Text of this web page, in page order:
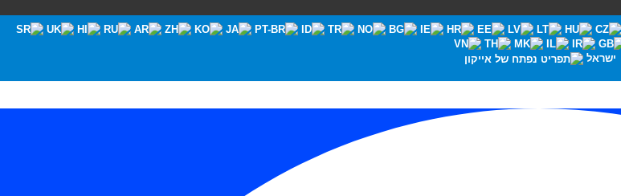
ישראל